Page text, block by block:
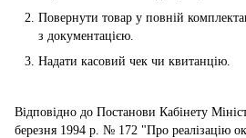
Повернути товар у повній
з документацією.
Надати касовий чек чи квитанцію.
Відповідно до Постанови Кабінету
березня 1994 р. № 172 "Про реалізацію